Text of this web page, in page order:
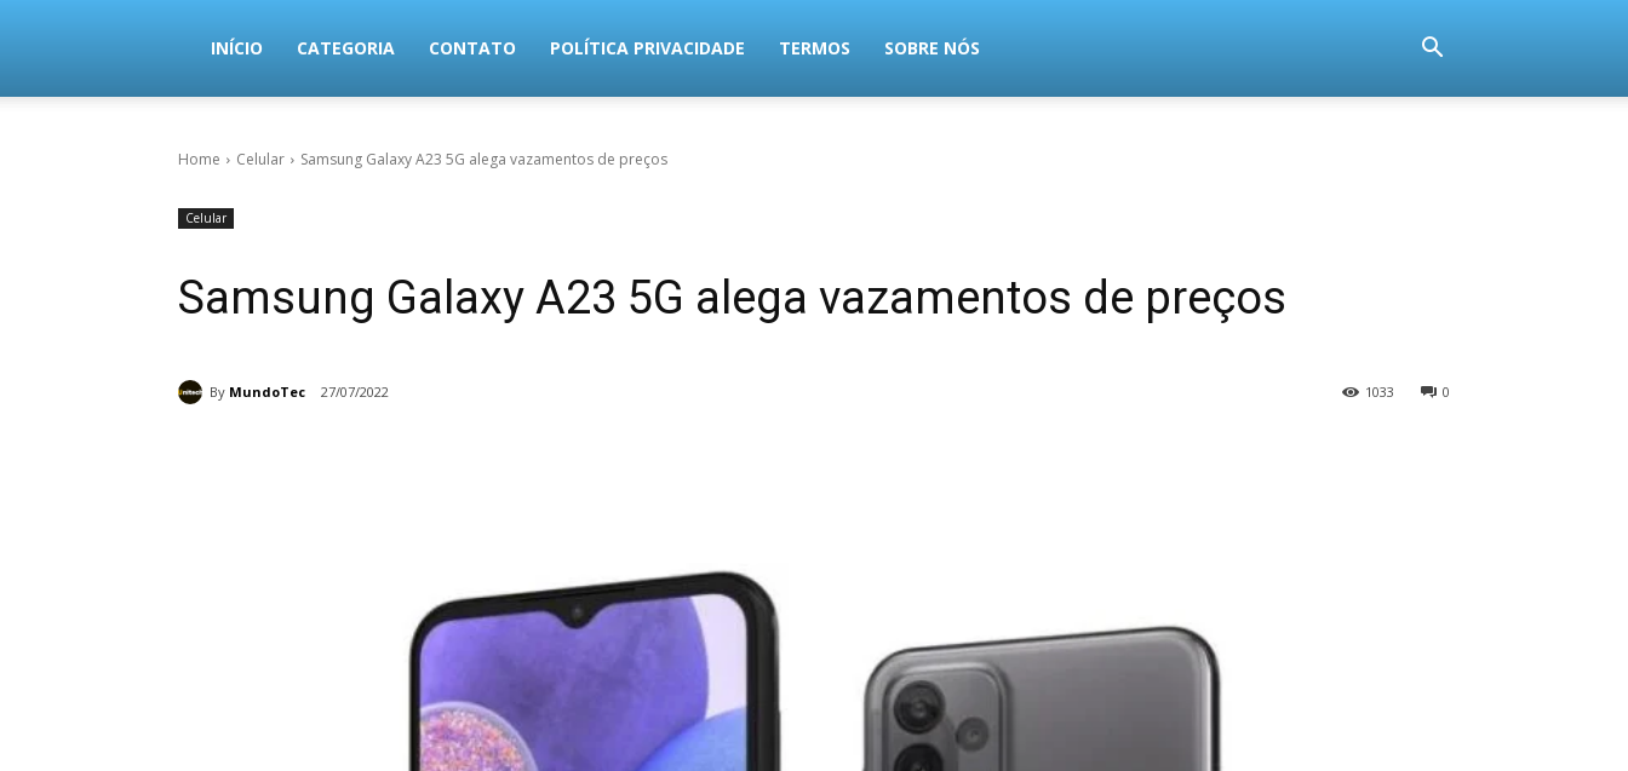
MundoTec
INÍCIO CATEGORIA CONTATO POLÍTICA PRIVACIDADE TERMOS SOBRE NÓS
Home Celular Samsung Galaxy A23 5G alega vazamentos de preços
Celular
Samsung Galaxy A23 5G alega vazamentos de preços
By MundoTec 27/07/2022 0
1033